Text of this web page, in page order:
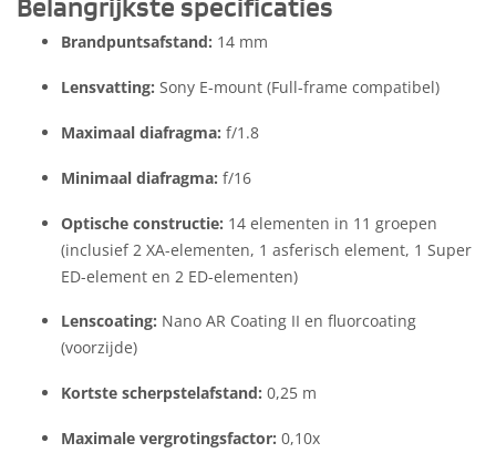
Belangrijkste specificaties
Brandpuntsafstand: 14 mm
Lensvatting: Sony E-mount (Full-frame compatibel)
Maximaal diafragma: f/1.8
Minimaal diafragma: f/16
Optische constructie: 14 elementen in 11 groepen
(inclusief 2 XA-elementen, 1 asferisch element, 1 Super
ED-element en 2 ED-elementen)
Lenscoating: Nano AR Coating II en fluorcoating
(voorzijde)
Kortste scherpstelafstand: 0,25 m
Maximale vergrotingsfactor: 0,10x